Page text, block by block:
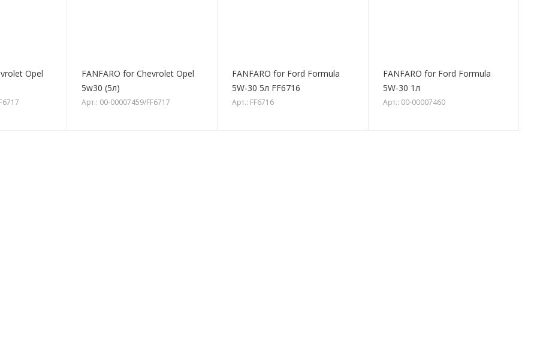
Opel
FANFARO for Chevrolet Opel
5w30 (5л)
Арт.: 00-00007459/FF6717
FANFARO for Ford Formula
5W-30 5л FF6716
Арт.: FF6716
FANFARO for Ford Formula
5W-30 1л
Арт.: 00-00007460